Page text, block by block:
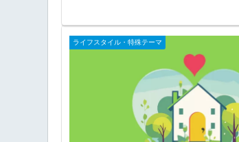
ライフスタイル・特殊テーマ